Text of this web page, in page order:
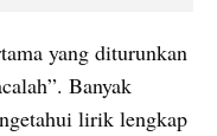
yang diturunkan
Banyak
lirik lengkap